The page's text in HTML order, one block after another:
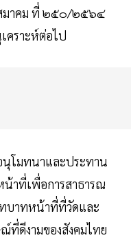
มาคม ที่ ๒๕๐/๒๕๖๔
คราะห์ต่อไป
โมทนาและประทาน
าที่เพื่อการสาธารณ
ทบาทหน้าที่ที่วัดและ
ดีงามของสังคมไทย